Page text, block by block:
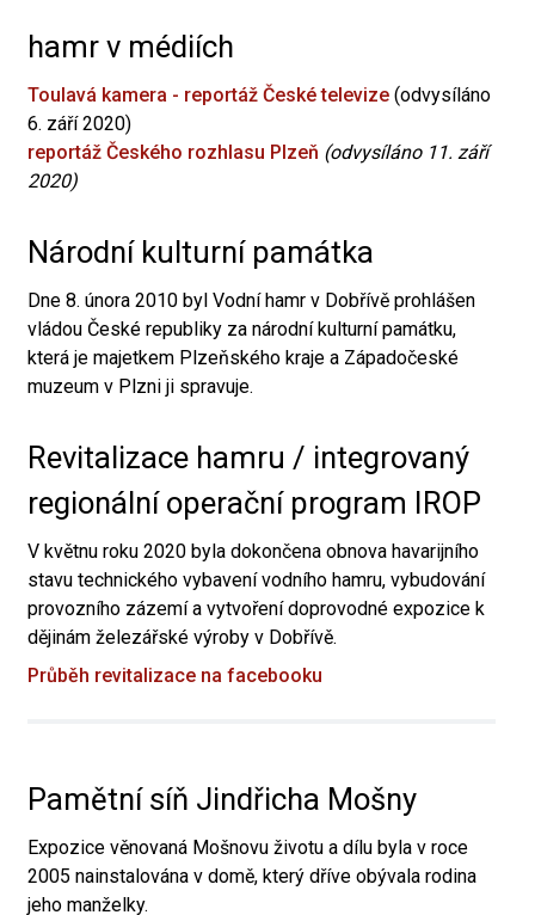
hamr v médiích
Toulavá kamera - reportáž České televize (odvysíláno
6. září 2020)
reportáž Českého rozhlasu Plzeň (odvysíláno 11. září
2020)
Národní kulturní památka
Dne 8. února 2010 byl Vodní hamr v Dobřívě prohlášen
vládou České republiky za národní kulturní památku,
která je majetkem Plzeňského kraje a Západočeské
muzeum v Plzni ji spravuje.
Revitalizace hamru / integrovaný
regionální operační program IROP
V květnu roku 2020 byla dokončena obnova havarijního
stavu technického vybavení vodního hamru, vybudování
provozního zázemí a vytvoření doprovodné expozice k
dějinám železářské výroby v Dobřívě.
Průběh revitalizace na facebooku
Pamětní síň Jindřicha Mošny
Expozice věnovaná Mošnovu životu a dílu byla v roce
2005 nainstalována v domě, který dříve obývala rodina
jeho manželky.